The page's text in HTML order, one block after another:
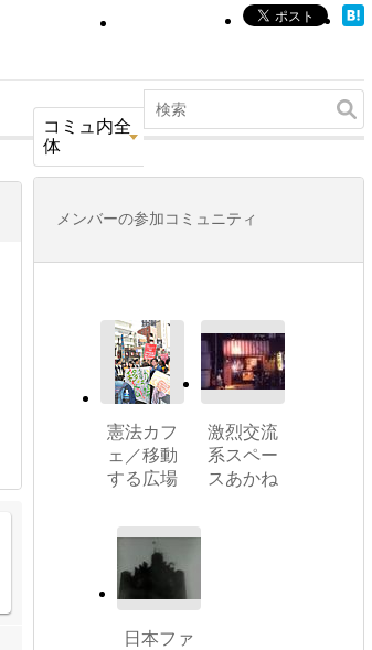
コミュ内全
体
メンバーの参加コミュニティ
憲法カフ
ェ／移動
する広場
激烈交流
系スペー
スあかね
日本ファ